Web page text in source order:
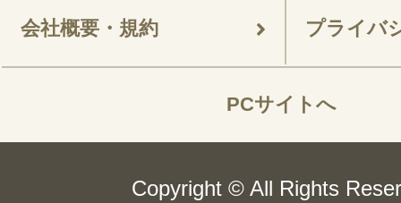
会社概要・規約 プライバ
PCサイトへ
Copyright © All Rights